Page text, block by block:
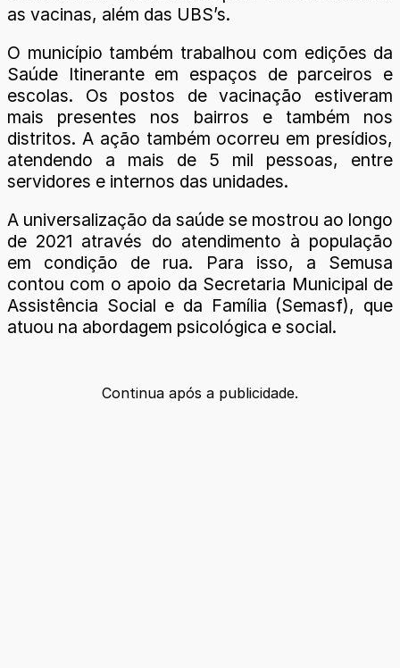
as vacinas, além das UBS’s.
O município também trabalhou com edições da
Saúde Itinerante em espaços de parceiros e
escolas. Os postos de vacinação estiveram
mais presentes nos bairros e também nos
distritos. A ação também ocorreu em presídios,
atendendo a mais de 5 mil pessoas, entre
servidores e internos das unidades.
A universalização da saúde se mostrou ao longo
de 2021 através do atendimento à população
em condição de rua. Para isso, a Semusa
contou com o apoio da Secretaria Municipal de
Assistência Social e da Família (Semasf), que
atuou na abordagem psicológica e social.
Continua após a publicidade.